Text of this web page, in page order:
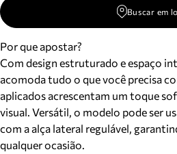
Buscar em
Por que apostar?
Com design estruturado e espaço
acomoda tudo o que você precisa
aplicados acrescentam um toque
visual. Versátil, o modelo pode ser
com a alça lateral regulável,
qualquer ocasião.